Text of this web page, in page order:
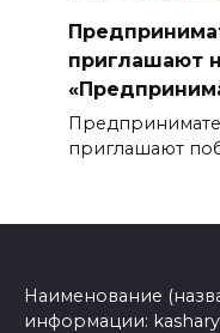
приглашают
приглашают
Наименование
информации: